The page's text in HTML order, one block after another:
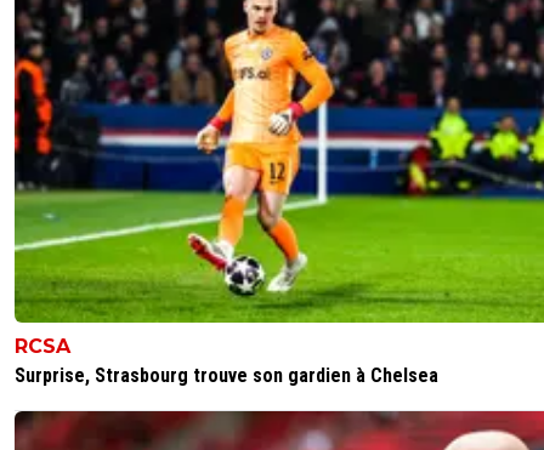
RCSA
Surprise, Strasbourg trouve son gardien à Chelsea